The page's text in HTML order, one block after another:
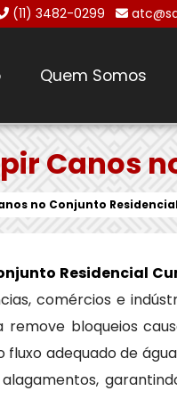
(11) 3482-0299
Quem Somos
Canos
no Conjunto
Residencial
comércios e
bloqueios
adequado de